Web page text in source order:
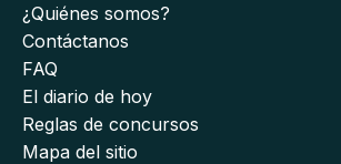
¿Quiénes somos?
Contáctanos
FAQ
El diario de hoy
Reglas de concursos
Mapa del sitio